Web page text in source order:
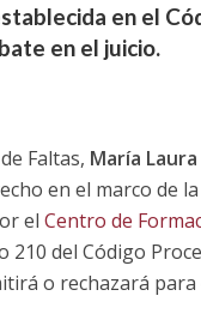
en el
en el juicio.
Faltas, María
en el marco de
el Centro de
del Código
o rechazará